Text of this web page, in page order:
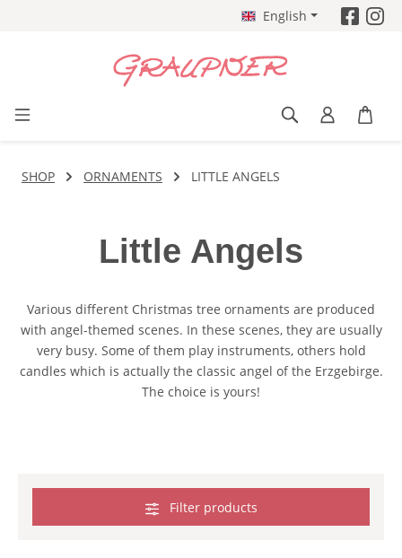
English
SHOP ORNAMENTS LITTLE ANGELS
Little Angels
Various different Christmas tree ornaments are produced
with angel-themed scenes. In these scenes, they are usually
very busy. Some of them play instruments, others hold
candles which is actually the classic angel of the Erzgebirge.
The choice is yours!
Filter products